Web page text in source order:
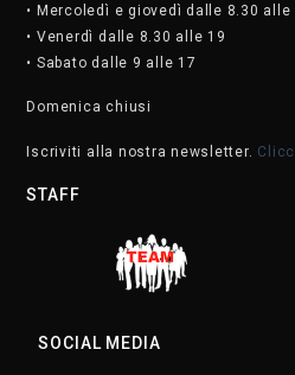
• Mercoledì e giovedì dalle 8.30 alle
• Venerdì dalle 8.30 alle 19
• Sabato dalle 9 alle 17
Domenica chiusi
Iscriviti alla nostra newsletter.
STAFF
SOCIAL MEDIA